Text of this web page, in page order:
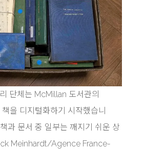
단체는 McMillan 도서관의
을 디지털화하기 시작했습니
과 문서 중 일부는 깨지기 쉬운 상
Meinhardt/Agence France-